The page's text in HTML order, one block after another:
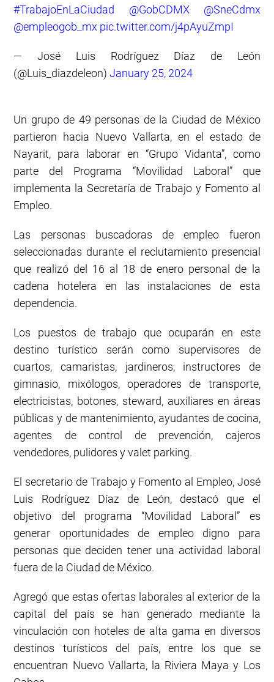
#TrabajoEnLaCiudad
@GobCDMX
@SneCdmx
@empleogob_mx pic.twitter.com/j4pAyuZmpI
— José Luis Rodríguez Díaz de León
(@Luis_diazdeleon)January 25, 2024
Un grupo de 49 personas de la Ciudad de México
partieron hacia Nuevo Vallarta, en el estado de
Nayarit, para laborar en “Grupo Vidanta”, como
parte del Programa “Movilidad Laboral” que
implementa la Secretaría de Trabajo y Fomento al
Empleo.
Las personas buscadoras de empleo fueron
seleccionadas durante el reclutamiento presencial
que realizó del 16 al 18 de enero personal de la
cadena hotelera en las instalaciones de esta
dependencia.
Los puestos de trabajo que ocuparán en este
destino turístico serán como supervisores de
cuartos, camaristas, jardineros, instructores de
gimnasio, mixólogos, operadores de transporte,
electricistas, botones, steward, auxiliares en áreas
públicas y de mantenimiento, ayudantes de cocina,
agentes de control de prevención, cajeros
vendedores, pulidores y valet parking.
El secretario de Trabajo y Fomento al Empleo, José
Luis Rodríguez Díaz de León, destacó que el
objetivo del programa “Movilidad Laboral” es
generar oportunidades de empleo digno para
personas que deciden tener una actividad laboral
fuera de la Ciudad de México.
Agregó que estas ofertas laborales al exterior de la
capital del país se han generado mediante la
vinculación con hoteles de alta gama en diversos
destinos turísticos del país, entre los que se
encuentran Nuevo Vallarta, la Riviera Maya y Los